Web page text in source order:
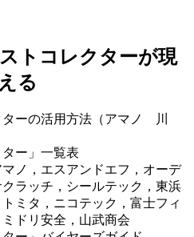
トコレクターが現
る
ーの活用方法（アマノ 川
ター」一覧表
ノ，エスアンドエフ，オーデ
ラッチ，シールテック，東浜
ミタ，ニコテック，富士フィ
ドリ安全，山武商会